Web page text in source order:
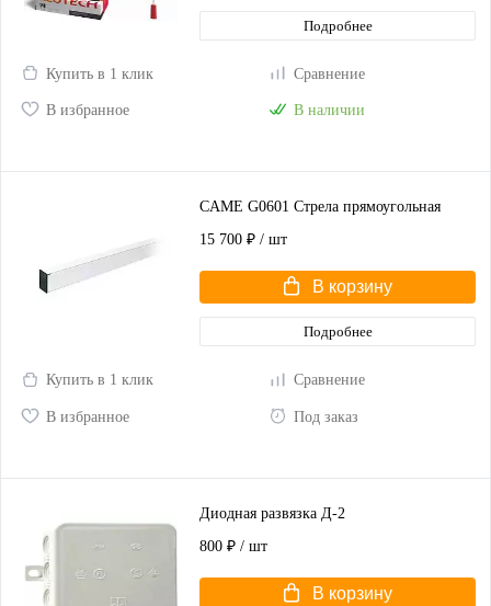
Подробнее
Купить в 1 клик Сравнение
В избранное В наличии
CAME G0601 Стрела прямоугольная
15 700 ₽ / шт
В корзину
Подробнее
Купить в 1 клик Сравнение
В избранное Под заказ
Диодная развязка Д-2
800 ₽ / шт
В корзину